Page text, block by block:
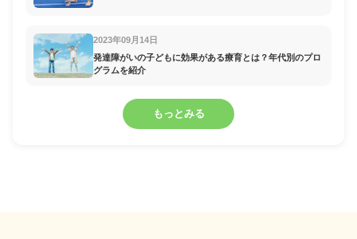
2023年09月14日
発達障がいの子どもに効果がある療育とは？年代別のプロ
グラムを紹介
もっとみる